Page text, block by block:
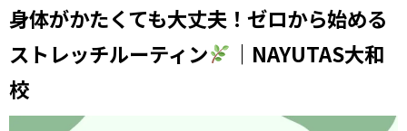
身体がかたくても大丈夫！ゼロから始める
ストレッチルーティン
｜NAYUTAS大和
校